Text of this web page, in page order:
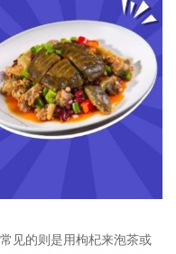
见的则是用枸杞来泡茶或